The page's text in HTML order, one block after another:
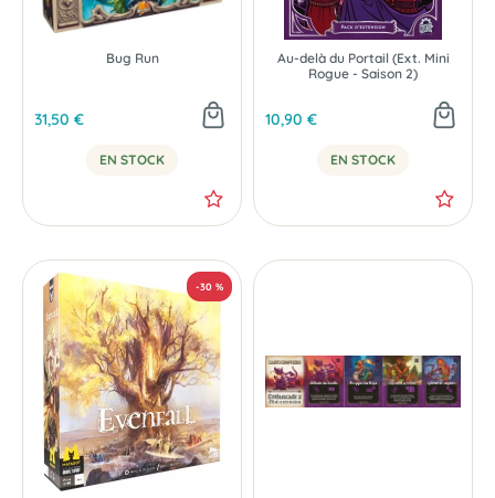
Bug Run
31,50 €
EN STOCK
Au-delà du Portail (Ext. Mini
Rogue - Saison 2)
10,90 €
EN STOCK